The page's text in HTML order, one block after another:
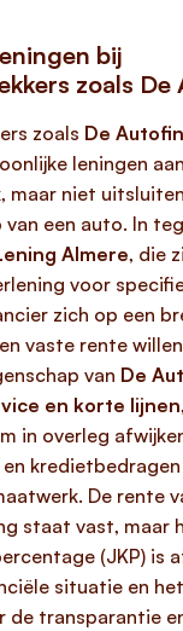
bij
zoals De
zoals De
leningen
maar niet
van een auto. In
Almere, die
voor
zich op een
vaste rente
van De
en korte lijnen
in overleg
De rente
staat vast, maar
(JKP) is
situatie en
de transparantie